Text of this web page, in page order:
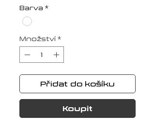
Barva *
Množství *
Přidat do košíku
Koupit